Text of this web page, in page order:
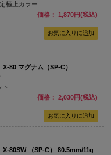
極上カラー
価格： 1,870円(税込)
80 マグナム（SP-C）
価格： 2,030円(税込)
X-80SW （SP-C） 80.5mm/11g